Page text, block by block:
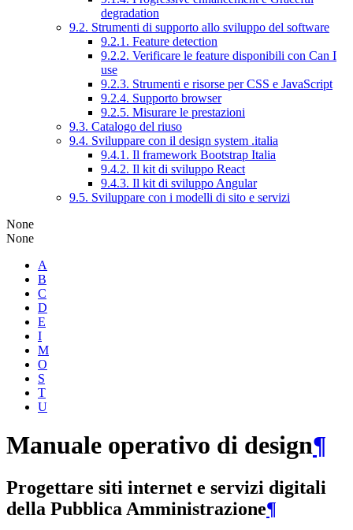
degradation
9.2. Strumenti di supporto allo sviluppo del software
9.2.1. Feature detection
9.2.2. Verificare le feature disponibili con Can I
use
9.2.3. Strumenti e risorse per CSS e JavaScript
9.2.4. Supporto browser
9.2.5. Misurare le prestazioni
9.3. Catalogo del riuso
9.4. Sviluppare con il design system .italia
9.4.1. Il framework Bootstrap Italia
9.4.2. Il kit di sviluppo React
9.4.3. Il kit di sviluppo Angular
9.5. Sviluppare con i modelli di sito e servizi
None
None
A
B
C
D
E
I
M
O
S
T
U
Manuale operativo di design¶
Progettare siti internet e servizi digitali
della Pubblica Amministrazione¶